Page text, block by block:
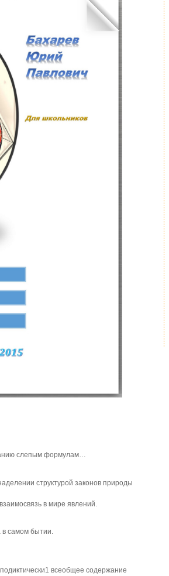
слепым формулам…
структурой законов природы
в мире явлений.
в самом бытии.
всеобщее содержание